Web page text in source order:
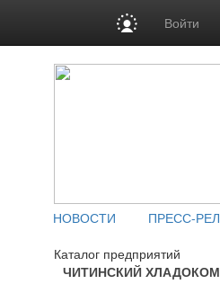
Войти
НОВОСТИ ПРЕСС-
Каталог предприятий
ЧИТИНСКИЙ